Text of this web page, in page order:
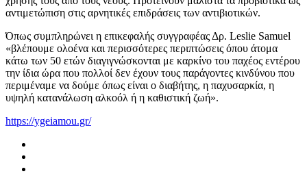
αντιμετώπιση στις αρνητικές επιδράσεις των αντιβιοτικών.
Όπως συμπληρώνει η επικεφαλής συγγραφέας Δρ. Leslie Samuel
«βλέπουμε ολοένα και περισσότερες περιπτώσεις όπου άτομα
κάτω των 50 ετών διαγιγνώσκονται με καρκίνο του παχέος εντέρου
την ίδια ώρα που πολλοί δεν έχουν τους παράγοντες κινδύνου που
περιμέναμε να δούμε όπως είναι ο διαβήτης, η παχυσαρκία, η
υψηλή κατανάλωση αλκοόλ ή η καθιστική ζωή».
https://ygeiamou.gr/